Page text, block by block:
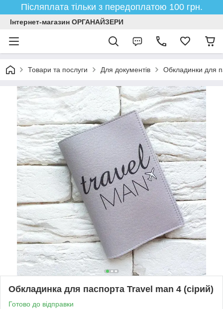
Післяплата тільки з передоплатою 100 грн.
Інтернет-магазин ОРГАНАЙЗЕРИ
Товари та послуги Для документів Обкладинки для
Обкладинка для паспорта Travel man 4 (сірий)
Готово до відправки